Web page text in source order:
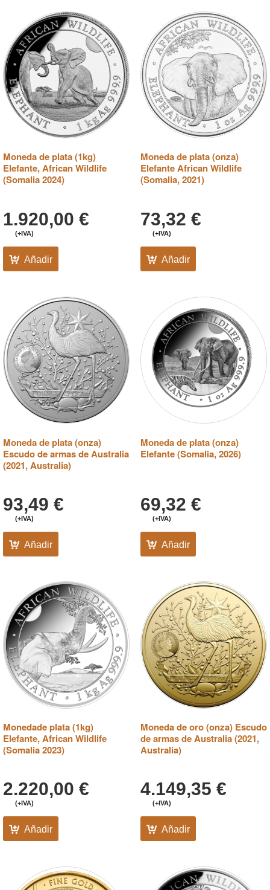
Moneda de plata (1kg)
Elefante, African Wildlife
(Somalia 2024)
1.920,00 €
(+IVA)
Añadir
Moneda de plata (onza)
Elefante African Wildlife
(Somalia, 2021)
73,32 €
(+IVA)
Añadir
Moneda de plata (onza)
Escudo de armas de Australia
(2021, Australia)
93,49 €
(+IVA)
Añadir
Moneda de plata (onza)
Elefante (Somalia, 2026)
69,32 €
(+IVA)
Añadir
Monedade plata (1kg)
Elefante, African Wildlife
(Somalia 2023)
2.220,00 €
(+IVA)
Añadir
Moneda de oro (onza) Escudo
de armas de Australia (2021,
Australia)
4.149,35 €
(+IVA)
Añadir